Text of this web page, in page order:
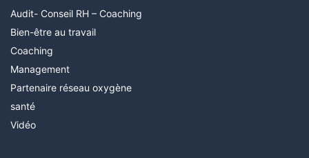
Audit- Conseil RH – Coaching
Bien-être au travail
Coaching
Management
Partenaire réseau oxygène
santé
Vidéo